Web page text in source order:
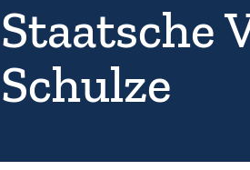
Staatsche
Schulze